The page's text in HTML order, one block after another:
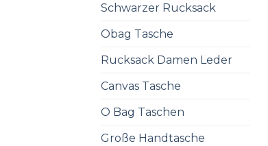
Schwarzer Rucksack
Obag Tasche
Rucksack Damen Leder
Canvas Tasche
O Bag Taschen
Große Handtasche